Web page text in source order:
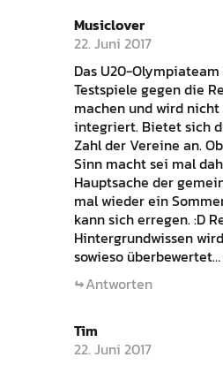
Musiclover
22. Juni 2017
Das U20-
Testspiele gegen die
machen und wird
integriert. Bietet sich
Zahl der Vereine an.
Sinn macht sei mal
Hauptsache der
mal wieder ein
kann sich erregen. :D
Hintergrundwissen
sowieso
Antworten
Tim
22. Juni 2017